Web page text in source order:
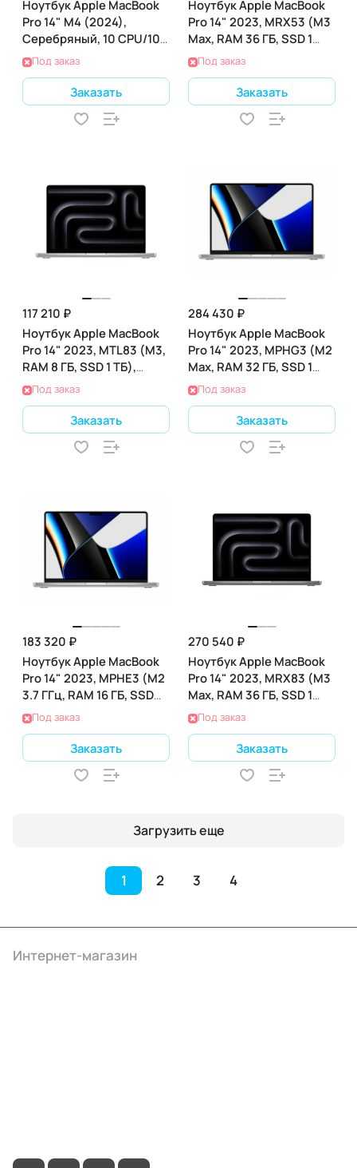
Ноутбук Apple MacBook
Pro 14" M4 (2024),
Серебряный, 10 CPU/10
GPU, 24 RAM 1 ТБ SSD,
(MCX14)
Под заказ
Заказать
Ноутбук Apple MacBook
Pro 14" 2023, MRX53 (M3
Max, RAM 36 ГБ, SSD 1
ТБ), Space Gray
Под заказ
Заказать
117 210 ₽
Ноутбук Apple MacBook
Pro 14" 2023, MTL83 (M3,
RAM 8 ГБ, SSD 1 ТБ),
Space Gray
Под заказ
Заказать
284 430 ₽
Ноутбук Apple MacBook
Pro 14" 2023, MPHG3 (M2
Max, RAM 32 ГБ, SSD 1
ТБ), Gray
Под заказ
Заказать
183 320 ₽
Ноутбук Apple MacBook
Pro 14" 2023, MPHE3 (M2
3.7 ГГц, RAM 16 ГБ, SSD
512 ГБ), Gray
Под заказ
Заказать
270 540 ₽
Ноутбук Apple MacBook
Pro 14" 2023, MRX83 (M3
Max, RAM 36 ГБ, SSD 1
ТБ), Silver
Под заказ
Заказать
Загрузить еще
1 2 3 4
Интернет-магазин